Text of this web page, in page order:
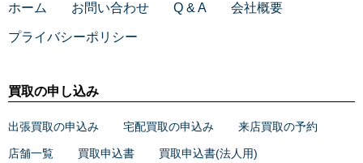
ホーム お問い合わせ Q & A 会社概要
プライバシーポリシー
買取の申し込み
出張買取の申込み 宅配買取の申込み 来店買取の予約
店舗一覧 買取申込書 買取申込書(法人用)